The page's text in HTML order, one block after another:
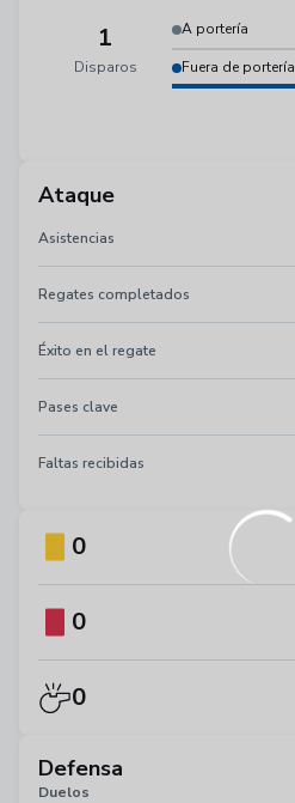
1
Disparos
A portería
Fuera de portería
Ataque
Asistencias
Regates completados
Éxito en el regate
Pases clave
Faltas recibidas
0
0
0
Defensa
Duelos